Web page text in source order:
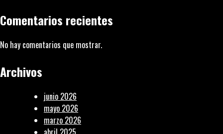
Comentarios recientes
No hay comentarios que mostrar.
Archivos
junio 2026
mayo 2026
marzo 2026